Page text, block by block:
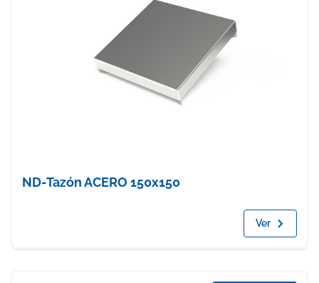
ND-Tazón ACERO 150x150
Ver